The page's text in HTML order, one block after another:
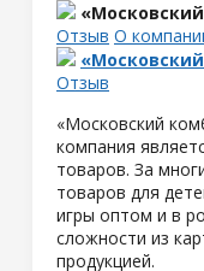
Отзыв О
Отзыв
«Московский
компания
товаров. За
товаров для
игры оптом и в
сложности из
продукцией.